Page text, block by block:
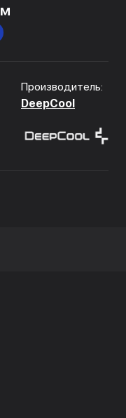
Производитель:
DeepCool